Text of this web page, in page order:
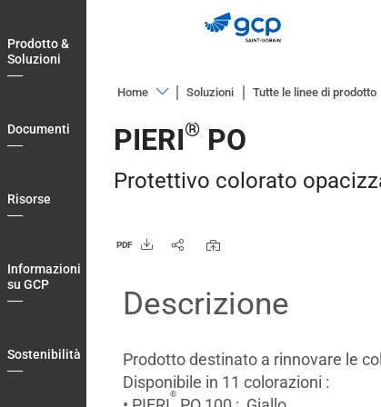
to
main
navigation
Prodotto &
Soluzioni
Documenti
Risorse
Informazioni
su GCP
Sostenibilità
Home
&
Blog
Login
Soluzioni Tutte le linee di prodotto
PIERI® PO
Protettivo colorato
PDF
Descrizione
Prodotto destinato a rinnovare le
Disponibile in 11 colorazioni :
®